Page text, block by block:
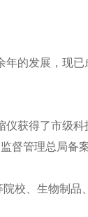
年的发展，现
仪获得了市级
督管理总局备
、生物制品